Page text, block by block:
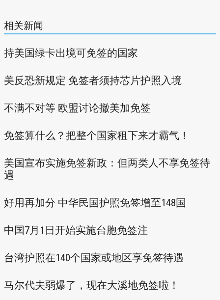
相关新闻
持美国绿卡出境可免签的国家
美反恐新规定 免签者须持芯片护照入境
不满不对等 欧盟讨论撤美加免签
免签算什么？把整个国家租下来才霸气！
美国宣布实施免签新政：但两类人不享免签待
遇
好用再加分 中华民国护照免签增至148国
中国7月1日开始实施台胞免签注
台湾护照在140个国家或地区享免签待遇
马尔代夫弱爆了，现在大溪地免签啦！